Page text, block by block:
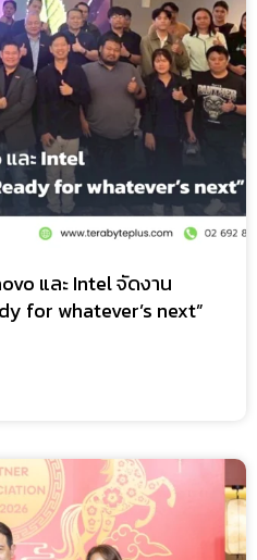
และ Intel จัดงาน
for whatever’s next”